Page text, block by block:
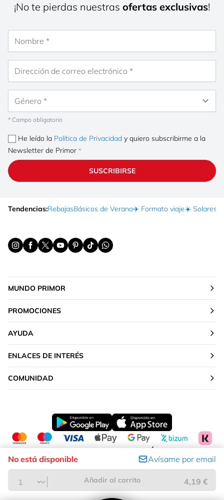
No está disponible Avísame por email
Añadir al carrito 4,19 €
¡No te pierdas nuestras ofertas exclusivas!
* Campo obligatorio
He leído la Política de Privacidad y quiero subscribirme a la
Newsletter de Primor
SUSCRIBIRSE
Tendencias:RebajasBásicos de Verano✈️ Formato viaje☀️ Solares
MUNDO PRIMOR
PROMOCIONES
AYUDA
ENLACES DE INTERÉS
COMUNIDAD
CAMBIAR TU UBICACIÓN
Península y Baleares